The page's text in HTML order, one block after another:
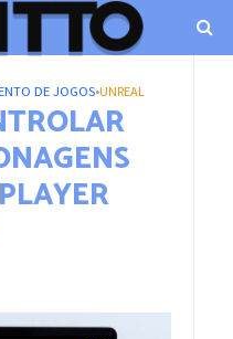
DE JOGOS•UNREAL